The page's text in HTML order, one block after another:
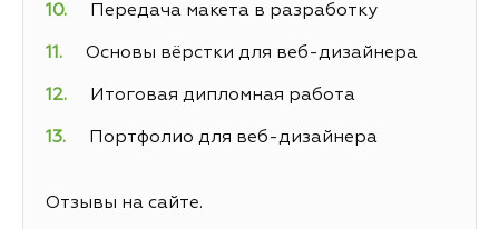
Передача макета в разработку
Основы вёрстки для веб-дизайнера
Итоговая дипломная работа
Портфолио для веб-дизайнера
Отзывы на сайте.